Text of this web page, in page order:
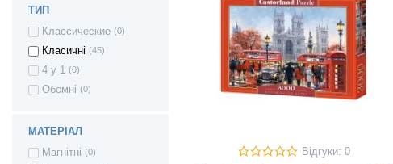
ТИП
Классические (0)
Класичні (45)
4 у 1 (0)
Обємні (0)
МАТЕРІАЛ
Магнітні (0) Відгуки: 0